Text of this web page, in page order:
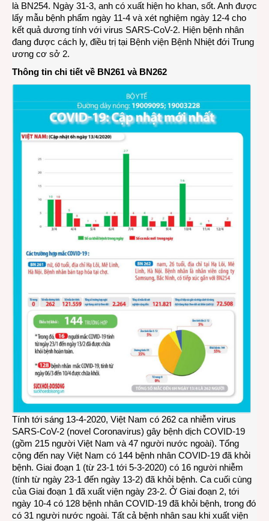
là BN254. Ngày 31-3, anh có xuất hiện ho khan, sốt. Anh được
lấy mẫu bệnh phẩm ngày 11-4 và xét nghiệm ngày 12-4 cho
kết quả dương tính với virus SARS-CoV-2. Hiện bệnh nhân
đang được cách ly, điều trị tại Bệnh viện Bệnh Nhiệt đới Trung
ương cơ sở 2.
Thông tin chi tiết về BN261 và BN262
Tính tới sáng 13-4-2020, Việt Nam có 262 ca nhiễm virus
SARS-CoV-2 (novel Coronavirus) gây bệnh dịch COVID-19
(gồm 215 người Việt Nam và 47 người nước ngoài). Tổng
cộng đến nay Việt Nam có 144 bệnh nhân COVID-19 đã khỏi
bệnh. Giai đoạn 1 (từ 23-1 tới 5-3-2020) có 16 người nhiễm
(tính từ ngày 23-1 đến ngày 13-2) đã khỏi bệnh. Ca cuối cùng
của Giai đoạn 1 đã xuất viện ngày 23-2. Ở Giai đoạn 2, tới
ngày 10-4 có 128 bệnh nhân COVID-19 đã khỏi bệnh, trong đó
có 31 người nước ngoài. Tất cả bệnh nhân sau khi xuất viện